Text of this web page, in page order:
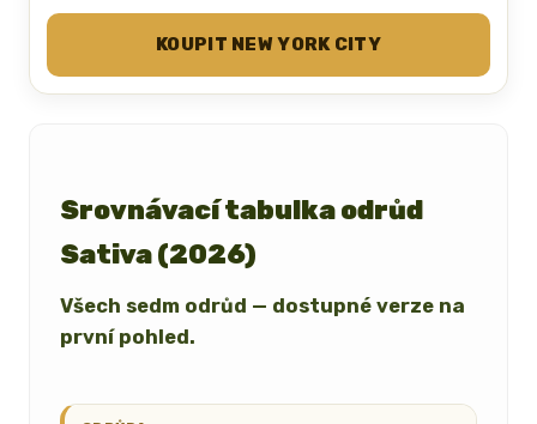
KOUPIT NEW YORK CITY
Srovnávací tabulka odrůd
Sativa (2026)
Všech sedm odrůd — dostupné verze na
první pohled.